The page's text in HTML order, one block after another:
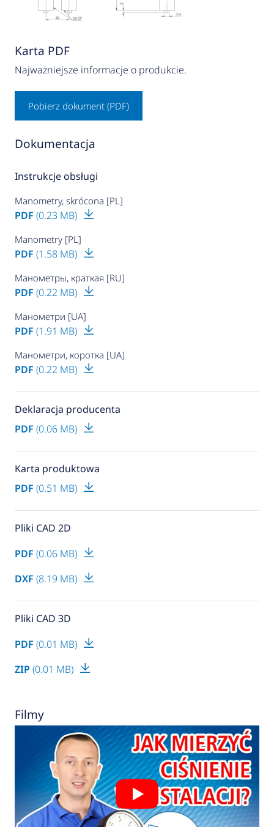
Karta PDF
Najważniejsze informacje o produkcie.
Pobierz dokument (PDF)
Dokumentacja
Instrukcje obsługi
Manometry, skrócona [PL]
PDF (0.23 MB)
Manometry [PL]
PDF (1.58 MB)
Манометры, краткая [RU]
PDF (0.22 MB)
Манометри [UA]
PDF (1.91 MB)
Манометри, коротка [UA]
PDF (0.22 MB)
Deklaracja producenta
PDF (0.06 MB)
Karta produktowa
PDF (0.51 MB)
Pliki CAD 2D
PDF (0.06 MB)
DXF (8.19 MB)
Pliki CAD 3D
PDF (0.01 MB)
ZIP (0.01 MB)
Filmy